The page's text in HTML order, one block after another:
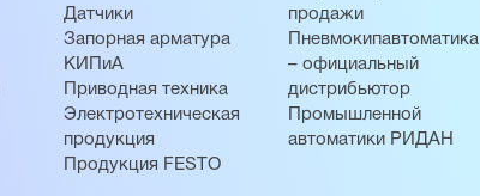
Датчики
Запорная арматура
КИПиА
Приводная техника
Электротехническая
продукция
Продукция FESTO
продажи
Пневмокипавтоматика
– официальный
дистрибьютор
Промышленной
автоматики РИДАН